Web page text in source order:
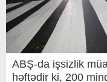
ABŞ-da işsizlik
həftədir ki, 200